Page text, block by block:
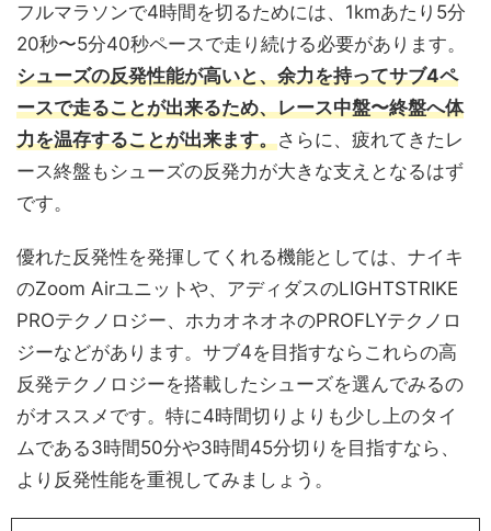
フルマラソンで4時間を切るためには、1kmあたり5分
20秒〜5分40秒ペースで走り続ける必要があります。
シューズの反発性能が高いと、余力を持ってサブ4ペ
ースで走ることが出来るため、レース中盤〜終盤へ体
力を温存することが出来ます。さらに、疲れてきたレ
ース終盤もシューズの反発力が大きな支えとなるはず
です。
優れた反発性を発揮してくれる機能としては、ナイキ
のZoom Airユニットや、アディダスのLIGHTSTRIKE
PROテクノロジー、ホカオネオネのPROFLYテクノロ
ジーなどがあります。サブ4を目指すならこれらの高
反発テクノロジーを搭載したシューズを選んでみるの
がオススメです。特に4時間切りよりも少し上のタイ
ムである3時間50分や3時間45分切りを目指すなら、
より反発性能を重視してみましょう。